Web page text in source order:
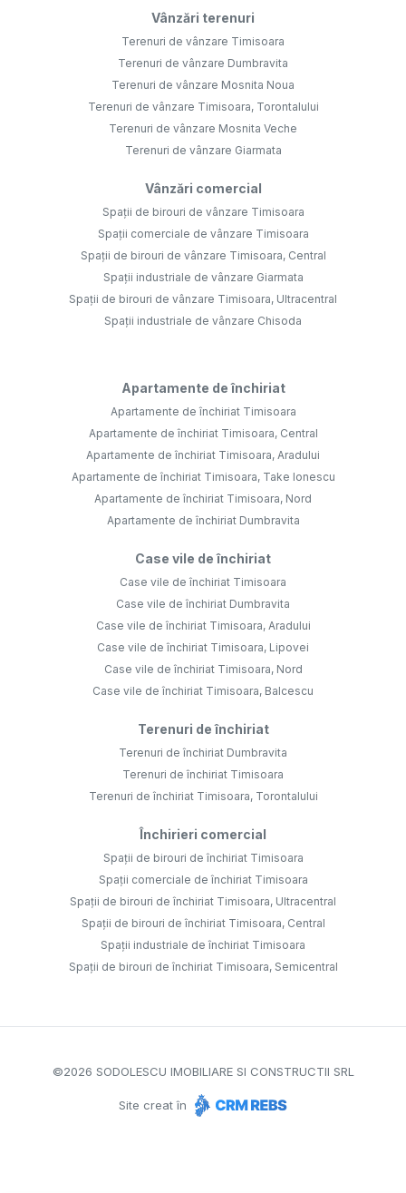
Vânzări terenuri
Terenuri de vânzare Timisoara
Terenuri de vânzare Dumbravita
Terenuri de vânzare Mosnita Noua
Terenuri de vânzare Timisoara, Torontalului
Terenuri de vânzare Mosnita Veche
Terenuri de vânzare Giarmata
Vânzări comercial
Spații de birouri de vânzare Timisoara
Spații comerciale de vânzare Timisoara
Spații de birouri de vânzare Timisoara, Central
Spații industriale de vânzare Giarmata
Spații de birouri de vânzare Timisoara, Ultracentral
Spații industriale de vânzare Chisoda
Apartamente de închiriat
Apartamente de închiriat Timisoara
Apartamente de închiriat Timisoara, Central
Apartamente de închiriat Timisoara, Aradului
Apartamente de închiriat Timisoara, Take Ionescu
Apartamente de închiriat Timisoara, Nord
Apartamente de închiriat Dumbravita
Case vile de închiriat
Case vile de închiriat Timisoara
Case vile de închiriat Dumbravita
Case vile de închiriat Timisoara, Aradului
Case vile de închiriat Timisoara, Lipovei
Case vile de închiriat Timisoara, Nord
Case vile de închiriat Timisoara, Balcescu
Terenuri de închiriat
Terenuri de închiriat Dumbravita
Terenuri de închiriat Timisoara
Terenuri de închiriat Timisoara, Torontalului
Închirieri comercial
Spații de birouri de închiriat Timisoara
Spații comerciale de închiriat Timisoara
Spații de birouri de închiriat Timisoara, Ultracentral
Spații de birouri de închiriat Timisoara, Central
Spații industriale de închiriat Timisoara
Spații de birouri de închiriat Timisoara, Semicentral
©2026 SODOLESCU IMOBILIARE SI CONSTRUCTII SRL
Site creat în